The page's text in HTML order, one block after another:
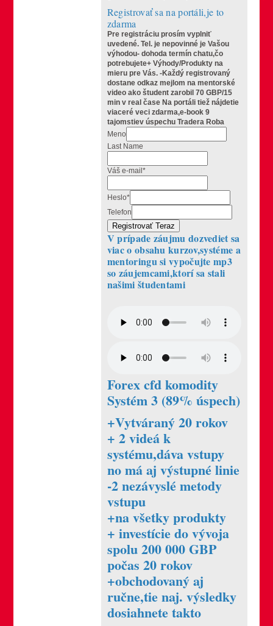
Registrovať sa na portáli,je to
zdarma
Pre registráciu prosím vyplniť
uvedené. Tel. je nepovinné je Vašou
výhodou- dohoda termín chatu,čo
potrebujete+ Výhody/Produkty na
mieru pre Vás. -Každý registrovaný
dostane odkaz mejlom na mentorské
video ako študent zarobil 70 GBP/15
min v real čase Na portáli tiež nájdetie
viaceré veci zdarma,e-book 9
tajomstiev úspechu Tradera Roba
Meno
Last Name
Váš e-mail *
Heslo*
Telefon
Registrovať Teraz
V prípade záujmu dozvediet sa
viac o obsahu kurzov,systéme a
mentoringu si vypočujte mp3
so záujemcami,ktorí sa stali
našimi študentami
Forex cfd komodity
Systém 3 (89% úspech)
+Vytváraný 20 rokov
+ 2 videá k
systému,dáva vstupy
no má aj výstupné linie
-2 nezávyslé metody
vstupu
+na všetky produkty
+ investície do vývoja
spolu 200 000 GBP
počas 20 rokov
+obchodovaný aj
ručne,tie naj. výsledky
dosiahnete takto